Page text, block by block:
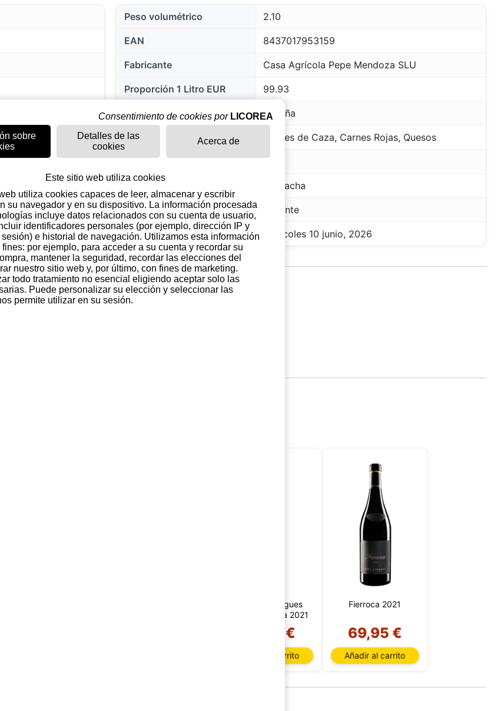
Peso volumétrico 2.10
EAN 8437017953159
Fabricante Casa Agrícola Pepe Mendoza SLU
Proporción 1 Litro EUR 99.93
País España
Maridajes Carnes de Caza, Carnes Rojas, Quesos
Añada 2021
Garnacha
Origen Alicante
Disponible desde miércoles 10 junio, 2026
ser el primero en opinar
Giro de Abargues
Pepe Mendoza 2021
25,65 €
Añadir al carrito
Fierroca 2021
69,95 €
Añadir al carrito
Consentimiento de cookies por LICOREA
sobre
Detalles de las
cookies
Acerca de
Este sitio web utiliza cookies
utiliza cookies capaces de leer, almacenar y escribir
su navegador y en su dispositivo. La información procesada
incluye datos relacionados con su cuenta de usuario,
identificadores personales (por ejemplo, dirección IP y
e historial de navegación. Utilizamos esta información
por ejemplo, para acceder a su cuenta y recordar su
mantener la seguridad, recordar las elecciones del
nuestro sitio web y, por último, con fines de marketing.
todo tratamiento no esencial eligiendo aceptar solo las
Puede personalizar su elección y seleccionar las
permite utilizar en su sesión.